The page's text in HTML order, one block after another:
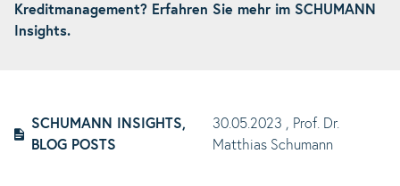
Kreditmanagement? Erfahren Sie mehr im SCHUMANN
Insights.
SCHUMANN INSIGHTS,
BLOG POSTS
30.05.2023 , Prof. Dr.
Matthias Schumann